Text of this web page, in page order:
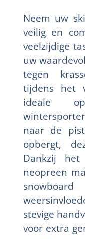
Neem uw
veilig en
veelzijdige
uw
tegen
tijdens het
ideale
naar de
opbergt,
Dankzij het
neopreen
stevige
voor extra